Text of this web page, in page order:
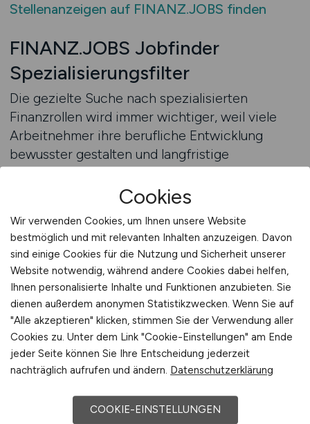
Stellenanzeigen auf FINANZ.JOBS finden
FINANZ.JOBS Jobfinder
Spezialisierungsfilter
Die gezielte Suche nach spezialisierten
Finanzrollen wird immer wichtiger, weil viele
Arbeitnehmer ihre berufliche Entwicklung
bewusster gestalten und langfristige
Perspektiven anstreben. Ein strukturierter
Suchprozess hilft dabei, passende Rollen zu
verschiedener Spezialisierungen
nachvollziehbar zu vergleichen. Im
Bildungsumfeld entsteht eine Vielzahl
spezialisierter Positionen, weil finanzielle
Planung, Risikobewertung und strategische
Steuerung essenzielle Bestandteile des
organisatorischen Erfolgs sind. Arbeitnehmer,
die diese Zusammenhänge verstehen, können
deutlich besser einschätzen, welche Rollen
langfristig geeignet sind und wie sie die eigene
berufliche Entwicklung unterstützen.
Cookies
Wir verwenden Cookies, um Ihnen unsere Website
bestmöglich und mit relevanten Inhalten anzuzeigen. Davon
sind einige Cookies für die Nutzung und Sicherheit unserer
Website notwendig, während andere Cookies dabei helfen,
Ihnen personalisierte Inhalte und Funktionen anzubieten. Sie
dienen außerdem anonymen Statistikzwecken. Wenn Sie auf
"Alle akzeptieren" klicken, stimmen Sie der Verwendung aller
Cookies zu. Unter dem Link "Cookie-Einstellungen" am Ende
jeder Seite können Sie Ihre Entscheidung jederzeit
nachträglich aufrufen und ändern. Datenschutzerklärung
COOKIE-EINSTELLUNGEN